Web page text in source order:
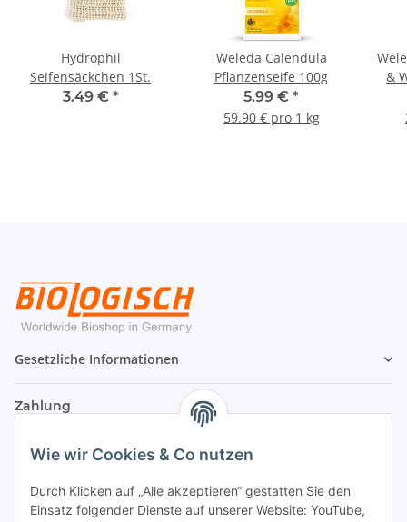
Wie wir Cookies & Co nutzen
Durch Klicken auf „Alle akzeptieren“ gestatten Sie den
Einsatz folgender Dienste auf unserer Website: YouTube,
Hydrophil
Seifensäckchen 1St.
3.49 € *
Weleda Calendula
Pflanzenseife 100g
5.99 € *
59.90 € pro 1 kg
&
Gesetzliche Informationen
Zahlung